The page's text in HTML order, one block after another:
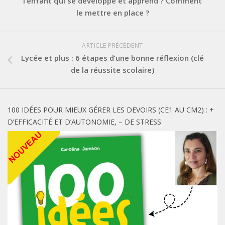
le mettre en place ?
ARTICLE PRÉCÉDENT
Lycée et plus : 6 étapes d’une bonne réflexion (clé
de la réussite scolaire)
100 IDÉES POUR MIEUX GÉRER LES DEVOIRS (CE1 AU CM2) : +
D’EFFICACITÉ ET D’AUTONOMIE, – DE STRESS